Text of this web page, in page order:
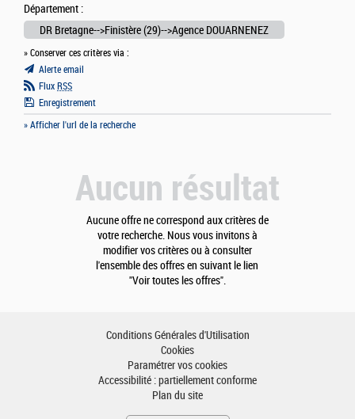
Département :
DR Bretagne-->Finistère (29)-->Agence DOUARNENEZ
» Conserver ces critères via :
Alerte email
Flux RSS
Enregistrement
» Afficher l'url de la recherche
Aucun résultat
Aucune offre ne correspond aux critères de
votre recherche. Nous vous invitons à
modifier vos critères ou à consulter
l'ensemble des offres en suivant le lien
"Voir toutes les offres".
Conditions Générales d'Utilisation
Cookies
Paramétrer vos cookies
Accessibilité : partiellement conforme
Plan du site